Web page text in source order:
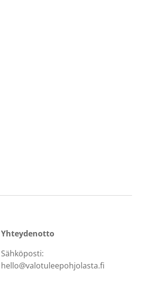
Yhteydenotto
Sähköposti:
hello@valotuleepohjolasta.fi